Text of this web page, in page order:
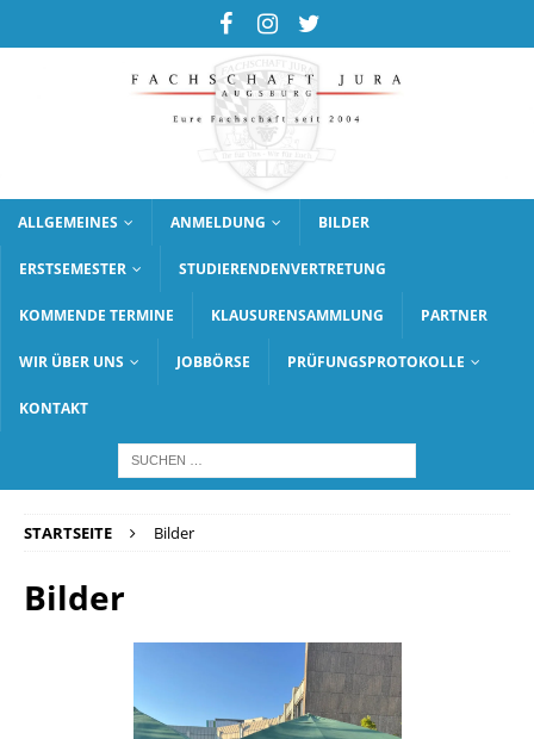
ALLGEMEINES ANMELDUNG BILDER
ERSTSEMESTER STUDIERENDENVERTRETUNG
KOMMENDE TERMINE KLAUSURENSAMMLUNG PARTNER
WIR ÜBER UNS JOBBÖRSE PRÜFUNGSPROTOKOLLE
KONTAKT
STARTSEITE Bilder
Bilder